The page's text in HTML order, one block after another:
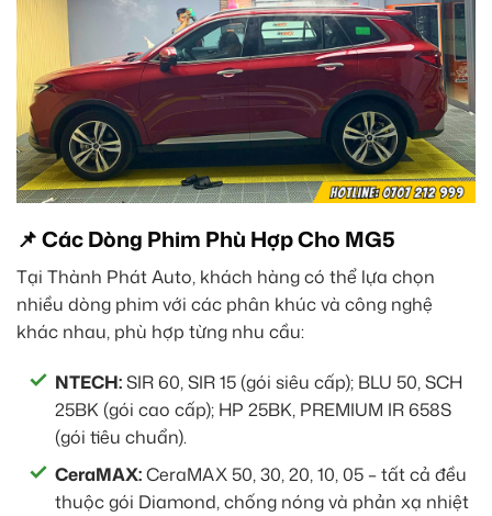
📌 Các Dòng Phim Phù Hợp Cho MG5
Tại Thành Phát Auto, khách hàng có thể lựa chọn
nhiều dòng phim với các phân khúc và công nghệ
khác nhau, phù hợp từng nhu cầu:
NTECH:SIR 60, SIR 15 (gói siêu cấp); BLU 50, SCH
25BK (gói cao cấp); HP 25BK, PREMIUM IR 658S
(gói tiêu chuẩn).
CeraMAX:CeraMAX 50, 30, 20, 10, 05 – tất cả đều
thuộc gói Diamond, chống nóng và phản xạ nhiệt